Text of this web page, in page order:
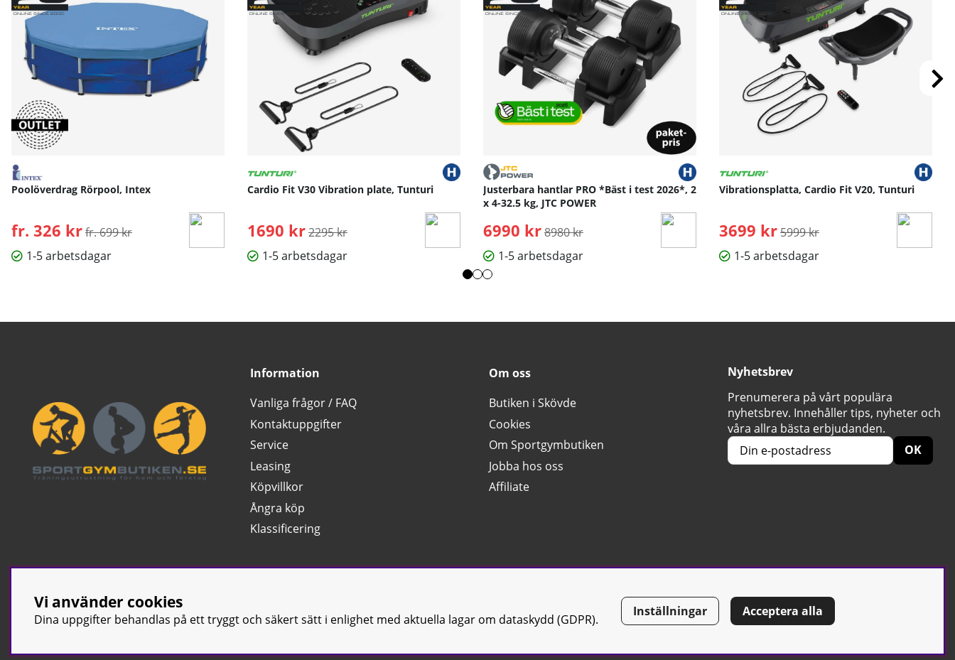
Poolöverdrag Rörpool, Intex
fr. 326 krOrdinarie pris:
fr. 699 kr
1-5 arbetsdagar
Cardio Fit V30 Vibration plate, Tunturi
1690 kr Ordinarie pris:
2295 kr
1-5 arbetsdagar
Justerbara hantlar PRO *Bäst i test 2026*, 2
x 4-32.5 kg, JTC POWER
6990 kr Ordinarie pris:
8980 kr
1-5 arbetsdagar
Vibrationsplatta, Cardio Fit V20, Tunturi
3699 kr Ordinarie pris:
5999 kr
1-5 arbetsdagar
Information
Vanliga frågor / FAQ
Kontaktuppgifter
Service
Leasing
Köpvillkor
Ångra köp
Klassificering
Om oss
Butiken i Skövde
Cookies
Om Sportgymbutiken
Jobba hos oss
Affiliate
Nyhetsbrev
Prenumerera på vårt populära
nyhetsbrev. Innehåller tips, nyheter och
våra allra bästa erbjudanden.
OK
© Sport & Gym Butiken JTC AB |Kontakta oss| All rights reserved | Org.nr: 556668-7058 | Tel: 0500-42 87 00
Vi använder cookies
Dina uppgifter behandlas på ett tryggt och säkert sätt i enlighet med aktuella lagar om dataskydd (GDPR).
Inställningar Acceptera alla